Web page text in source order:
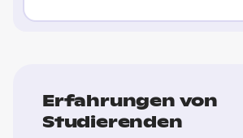
Erfahrungen von
Studierenden